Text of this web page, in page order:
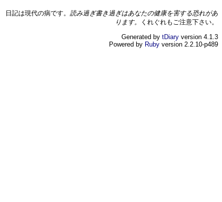
日記は現代の病です。 読み過ぎ書き過ぎはあなたの健康を害する恐れがあ
ります。
くれぐれもご注意下さい。
Generated by tDiary version 4.1.3
Powered by Ruby version 2.2.10-p489